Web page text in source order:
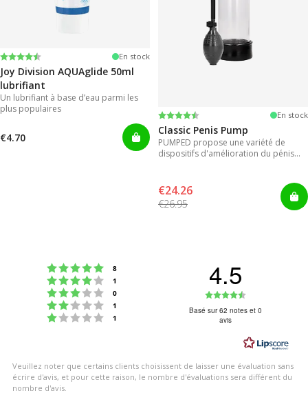
Note:
4.2 sur 5 étoiles En stock
Joy Division AQUAglide 50ml
lubrifiant
Un lubrifiant à base d’eau parmi les
plus populaires
€4.70
Note:
4.3 sur 5 étoiles En stock
Classic Penis Pump
PUMPED propose une variété de
dispositifs d'amélioration du pénis
€24.26
€26.95
Note : 5 étoiles sur 5
8
Note : 4 étoiles sur 5
1
Note : 3 étoiles sur 5
0
Note : 2 étoiles sur 5
1
Note : 1 étoiles sur 5
1
4.5
:
étoiles
sur
5
Basé sur 62 notes et 0
avis
Veuillez noter que certains clients choisissent de laisser une évaluation sans
écrire d'avis, et pour cette raison, le nombre d'évaluations sera différent du
nombre d'avis.